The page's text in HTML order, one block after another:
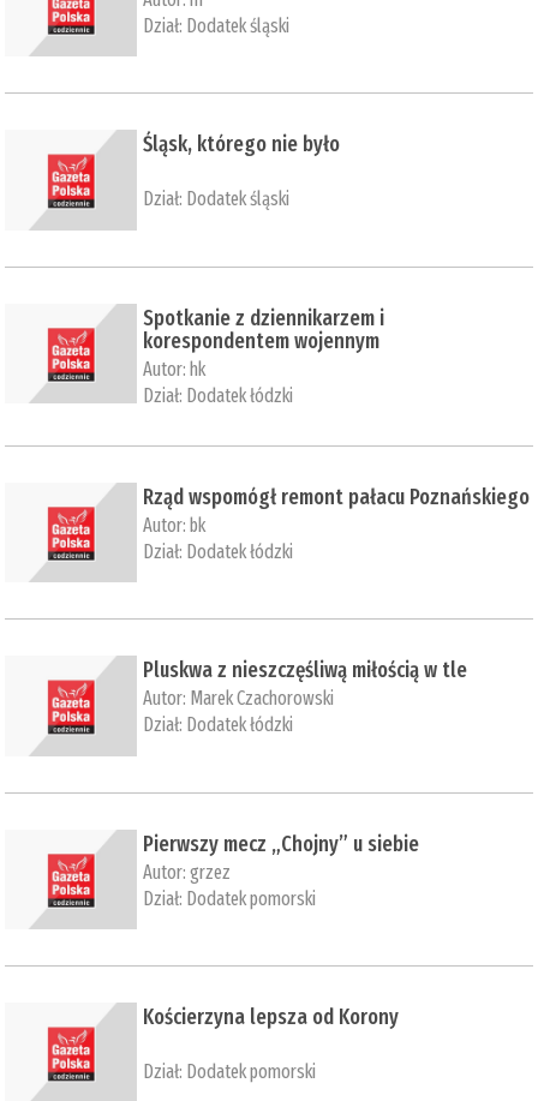
Dział: Dodatek śląski
​Śląsk, którego nie było
Dział: Dodatek śląski
Spotkanie z dziennikarzem i
korespondentem wojennym
Autor:hk
Dział: Dodatek łódzki
​Rząd wspomógł remont pałacu Poznańskiego
Autor:bk
Dział: Dodatek łódzki
Pluskwa z nieszczęśliwą miłością w tle
Autor: Marek Czachorowski
Dział: Dodatek łódzki
Pierwszy mecz „Chojny” u siebie
Autor:grzez
Dział: Dodatek pomorski
​Kościerzyna lepsza od Korony
Dział: Dodatek pomorski